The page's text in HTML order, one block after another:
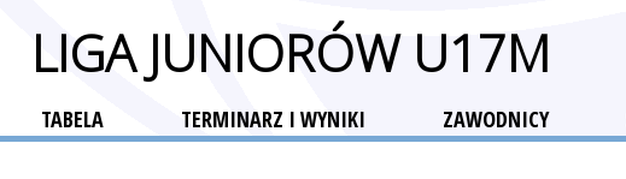
LIGA JUNIORÓW U17M
TABELA TERMINARZ I WYNIKI ZAWODNICY